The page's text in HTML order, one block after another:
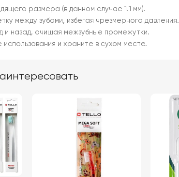
размера (в данном случае 1.1 мм).
между зубами, избегая чрезмерного давления.
и назад, очищая межзубные промежутки.
и храните в сухом месте.